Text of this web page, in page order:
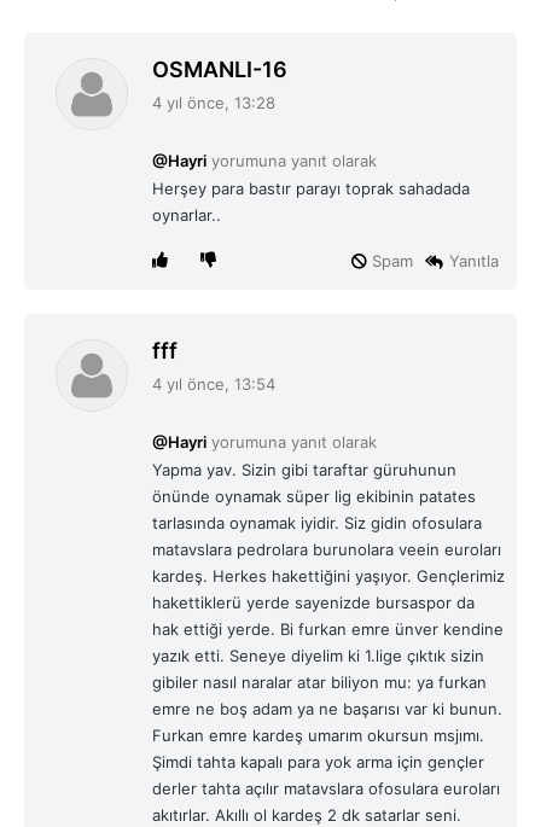
OSMANLI-16
k
4 yıl önce, 13:28
@Hayri yorumuna yanıt olarak
Herşey para bastır parayı toprak sahadada
oynarlar..
Yanıtla
Spam
fff
e
4 yıl önce, 13:54
@Hayri yorumuna yanıt olarak
Yapma yav. Sizin gibi taraftar güruhunun
önünde oynamak süper lig ekibinin patates
tarlasında oynamak iyidir. Siz gidin ofosulara
matavslara pedrolara burunolara veein euroları
kardeş. Herkes hakettiğini yaşıyor. Gençlerimiz
hakettiklerü yerde sayenizde bursaspor da
hak ettiği yerde. Bi furkan emre ünver kendine
yazık etti. Seneye diyelim ki 1.lige çıktık sizin
gibiler nasıl naralar atar biliyon mu: ya furkan
emre ne boş adam ya ne başarısı var ki bunun.
Furkan emre kardeş umarım okursun msjımı.
Şimdi tahta kapalı para yok arma için gençler
derler tahta açılır matavslara ofosulara euroları
akıtırlar. Akıllı ol kardeş 2 dk satarlar seni.